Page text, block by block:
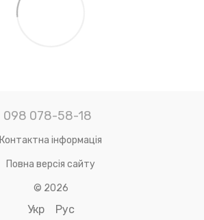
098 078-58-18
Контактна інформація
Повна версія сайту
© 2026
Укр Рус